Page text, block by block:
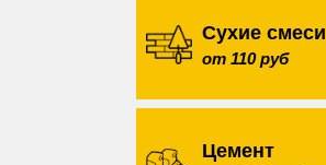
Сухие смеси
от 110 руб
Цемент